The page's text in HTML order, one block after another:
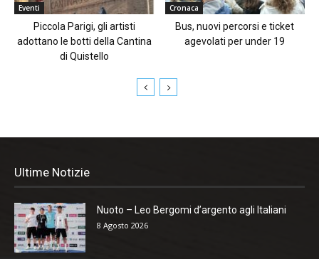
Eventi
Piccola Parigi, gli artisti
adottano le botti della Cantina
di Quistello
Cronaca
Bus, nuovi percorsi e ticket
agevolati per under 19
Ultime Notizie
Nuoto – Leo Bergomi d’argento agli Italiani
8 Agosto 2026